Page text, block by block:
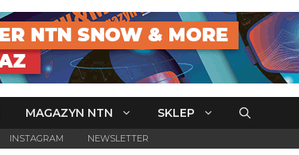
MAGAZYN NTN SKLEP
INSTAGRAM NEWSLETTER